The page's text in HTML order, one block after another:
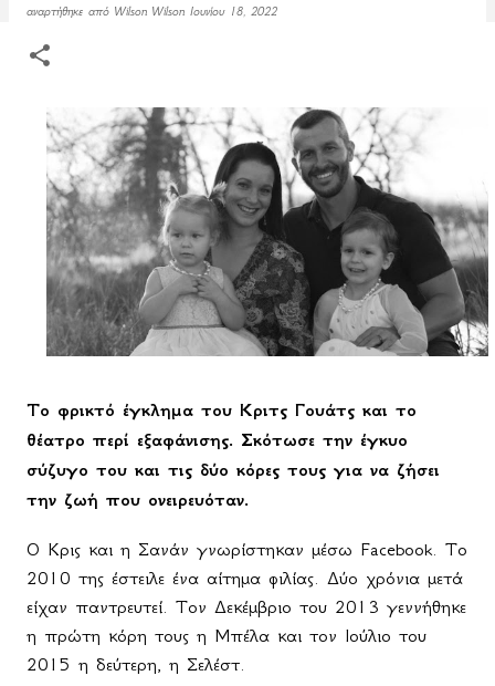
αναρτήθηκε από Wilson Wilson Ιουνίου 18, 2022
Το φρικτό έγκλημα του Κριτς Γουάτς και το
θέατρο περί εξαφάνισης. Σκότωσε την έγκυο
σύζυγο του και τις δύο κόρες τους για να ζήσει
την ζωή που ονειρευόταν.
Ο Κρις και η Σανάν γνωρίστηκαν μέσω Facebook. To
2010 της έστειλε ένα αίτημα φιλίας. Δύο χρόνια μετά
είχαν παντρευτεί. Τον Δεκέμβριο του 2013 γεννήθηκε
η πρώτη κόρη τους η Μπέλα και τον Ιούλιο του
2015 η δεύτερη, η Σελέστ.